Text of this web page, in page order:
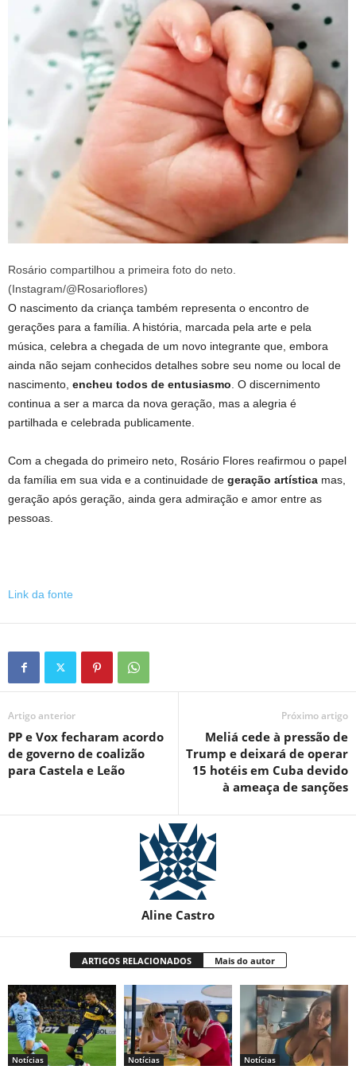
Rosário compartilhou a primeira foto do neto.
(Instagram/@Rosarioflores)
O nascimento da criança também representa o encontro de
gerações para a família. A história, marcada pela arte e pela
música, celebra a chegada de um novo integrante que, embora
ainda não sejam conhecidos detalhes sobre seu nome ou local de
nascimento, encheu todos de entusiasmo . O discernimento
continua a ser a marca da nova geração, mas a alegria é
partilhada e celebrada publicamente.
Com a chegada do primeiro neto, Rosário Flores reafirmou o papel
da família em sua vida e a continuidade de geração artística mas,
geração após geração, ainda gera admiração e amor entre as
pessoas.
Link da fonte
Artigo anterior
PP e Vox fecharam acordo
de governo de coalizão
para Castela e Leão
Próximo artigo
Meliá cede à pressão de
Trump e deixará de operar
15 hotéis em Cuba devido
à ameaça de sanções
Aline Castro
ARTIGOS RELACIONADOS Mais do autor
Notícias Notícias Notícias